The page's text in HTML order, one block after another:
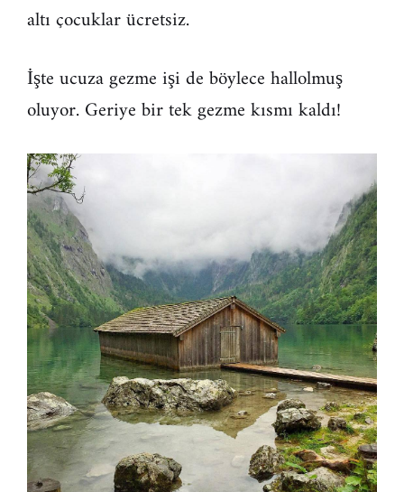
altı çocuklar ücretsiz.
İşte ucuza gezme işi de böylece hallolmuş
oluyor. Geriye bir tek gezme kısmı kaldı!